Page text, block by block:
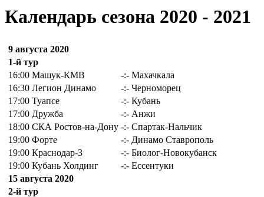
Календарь сезона 2020 - 2021
9 августа 2020
1-й тур
16:00 Машук-КМВ -:- Махачкала
16:30 Легион Динамо -:- Черноморец
17:00 Туапсе -:- Кубань
17:00 Дружба -:- Анжи
18:00 СКА Ростов-на-Дону -:- Спартак-Нальчик
19:00 Форте -:- Динамо Ставрополь
19:00 Краснодар-3 -:- Биолог-Новокубанск
19:00 Кубань Холдинг -:- Ессентуки
15 августа 2020
2-й тур